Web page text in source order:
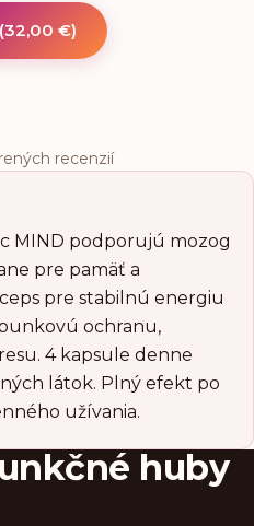
(32,00 €)
recenzií
MIND podporujú mozog
pre pamäť a
pre stabilnú energiu
ochranu,
4 kapsule denne
látok. Plný efekt po
užívania.
huby